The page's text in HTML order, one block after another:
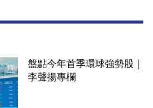
盤點今年首季環球強勢股｜
李聲揚專欄